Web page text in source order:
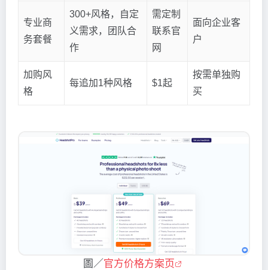
专业商
务套餐
300+风格，自定
义需求，团队合
作
需定制
联系官
网
面向企业客
户
加购风
格
每追加1种风格 $1起
按需单独购
买
圖／官方价格方案页